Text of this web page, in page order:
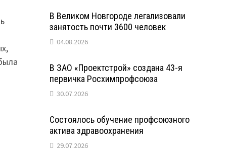
В Великом Новгороде легализовали
занятость почти 3600 человек
04.08.2026
В ЗАО «Проектстрой» создана 43-я
первичка Росхимпрофсоюза
30.07.2026
Состоялось обучение профсоюзного
актива здравоохранения
29.07.2026